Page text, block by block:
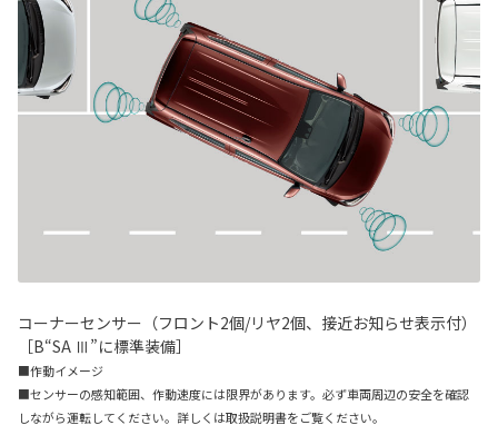
コーナーセンサー（フロント2個/リヤ2個、接近お知らせ表示付）
［B“SA Ⅲ”に標準装備］
■作動イメージ
■センサーの感知範囲、作動速度には限界があります。必ず車両周辺の安全を確認
しながら運転してください。詳しくは取扱説明書をご覧ください。